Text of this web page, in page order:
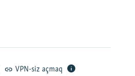
VPN-siz açmaq